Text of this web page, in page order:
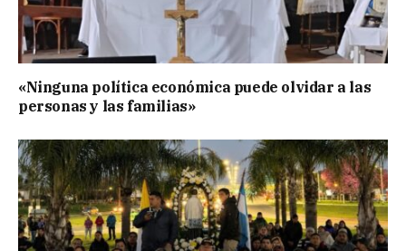
«Ninguna política económica puede olvidar a las
personas y las familias»